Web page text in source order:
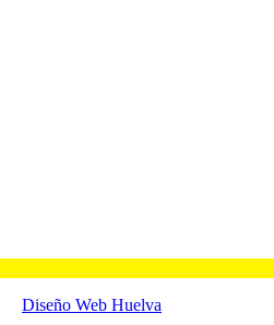
Diseño Web Huelva